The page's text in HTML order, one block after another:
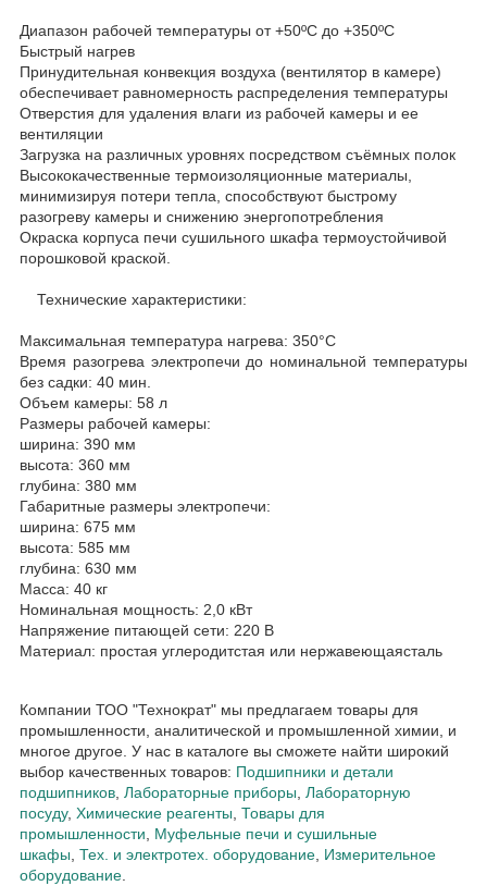
Диапазон рабочей температуры от +50ºC до +350ºC
Быстрый нагрев
Принудительная конвекция воздуха (вентилятор в камере)
обеспечивает равномерность распределения температуры
Отверстия для удаления влаги из рабочей камеры и ее
вентиляции
Загрузка на различных уровнях посредством съёмных полок
Высококачественные термоизоляционные материалы,
минимизируя потери тепла, способствуют быстрому
разогреву камеры и снижению энергопотребления
Окраска корпуса печи сушильного шкафа термоустойчивой
порошковой краской.
Технические характеристики:
Максимальная температура нагрева: 350°С
Время разогрева электропечи до номинальной температуры
без садки: 40 мин.
Объем камеры: 58 л
Размеры рабочей камеры:
ширина: 390 мм
высота: 360 мм
глубина: 380 мм
Габаритные размеры электропечи:
ширина: 675 мм
высота: 585 мм
глубина: 630 мм
Масса: 40 кг
Номинальная мощность: 2,0 кВт
Напряжение питающей сети: 220 В
Материал: простая углеродитстая или нержавеющаясталь
Компании ТОО "Технократ" мы предлагаем товары для
промышленности, аналитической и промышленной химии, и
многое другое. У нас в каталоге вы сможете найти широкий
выбор качественных товаров: Подшипники и детали
подшипников, Лабораторные приборы, Лабораторную
посуду, Химические реагенты, Товары для
промышленности, Муфельные печи и сушильные
шкафы, Тех. и электротех. оборудование, Измерительное
оборудование.